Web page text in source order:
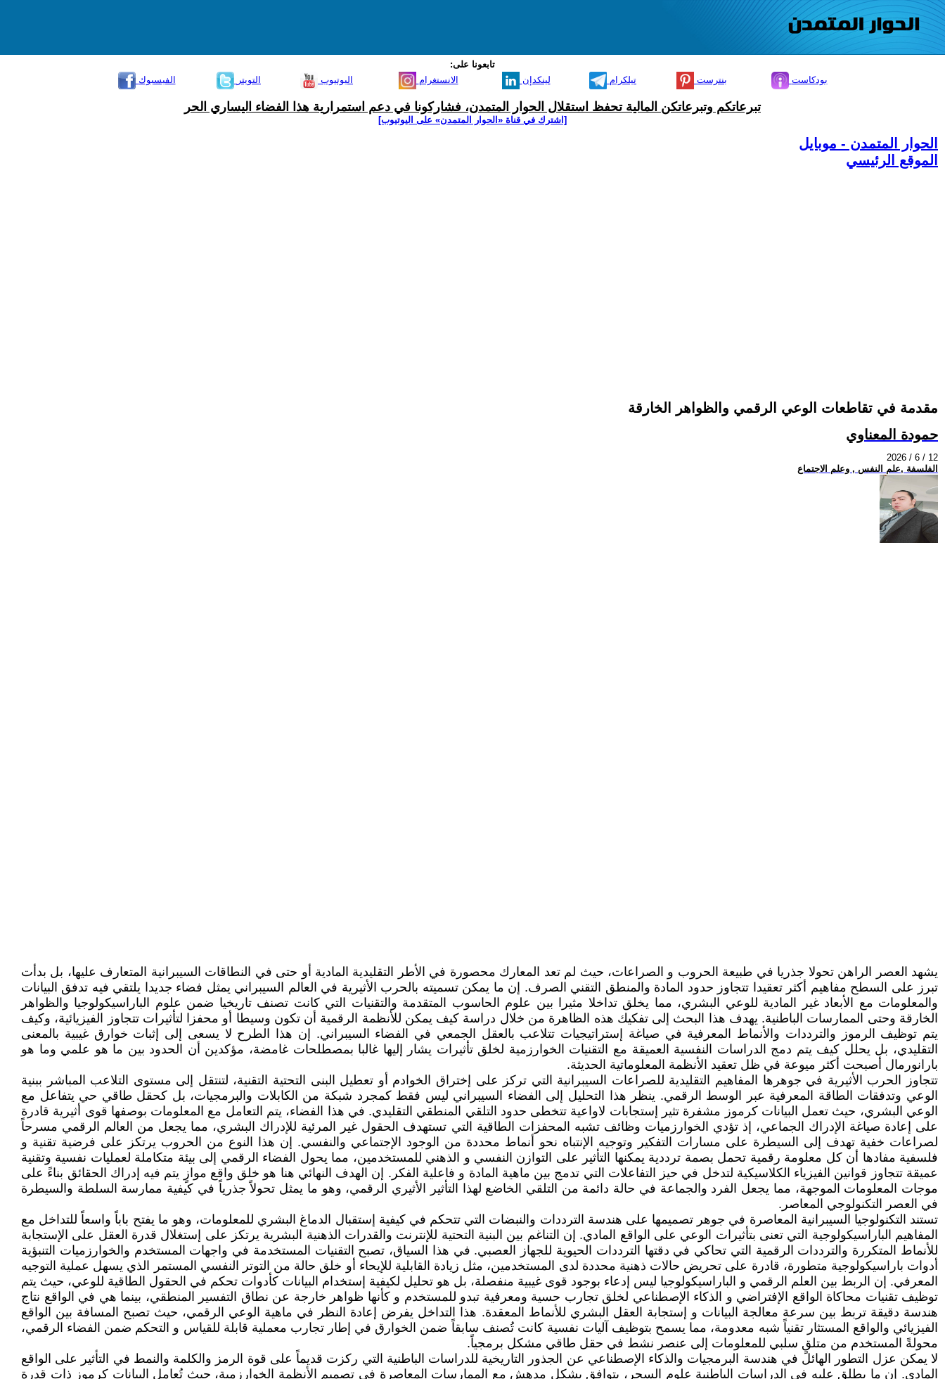
تابعونا على:
الفيسبوك
التويتر اليوتيوب الانستغرام لينكدإن تيلكرام بنترست بودكاست
تبرعاتكم وتبرعاتكن المالية تحفظ استقلال الحوار المتمدن، فشاركونا في دعم استمرارية هذا الفضاء اليساري الحر
[اشترك في قناة ‫«الحوار المتمدن» على اليوتيوب]
الحوار المتمدن - موبايل
الموقع الرئيسي
مقدمة في تقاطعات الوعي الرقمي والظواهر الخارقة
حمودة المعناوي
2026 / 6 / 12
الفلسفة ,علم النفس , وعلم الاجتماع
يشهد العصر الراهن تحولا جذريا في طبيعة الحروب و الصراعات، حيث لم تعد المعارك محصورة في الأطر التقليدية المادية أو حتى في النطاقات السيبرانية المتعارف عليها، بل بدأت
تبرز على السطح مفاهيم أكثر تعقيدا تتجاوز حدود المادة والمنطق التقني الصرف. إن ما يمكن تسميته بالحرب الأثيرية في العالم السيبراني يمثل فضاء جديدا يلتقي فيه تدفق البيانات
والمعلومات مع الأبعاد غير المادية للوعي البشري، مما يخلق تداخلا مثيرا بين علوم الحاسوب المتقدمة والتقنيات التي كانت تصنف تاريخيا ضمن علوم الباراسيكولوجيا والظواهر
الخارقة وحتى الممارسات الباطنية. يهدف هذا البحث إلى تفكيك هذه الظاهرة من خلال دراسة كيف يمكن للأنظمة الرقمية أن تكون وسيطا أو محفزا لتأثيرات تتجاوز الفيزيائية، وكيف
يتم توظيف الرموز والترددات والأنماط المعرفية في صياغة إستراتيجيات تتلاعب بالعقل الجمعي في الفضاء السيبراني. إن هذا الطرح لا يسعى إلى إثبات خوارق غيبية بالمعنى
التقليدي، بل يحلل كيف يتم دمج الدراسات النفسية العميقة مع التقنيات الخوارزمية لخلق تأثيرات يشار إليها غالبا بمصطلحات غامضة، مؤكدين أن الحدود بين ما هو علمي وما هو
بارانورمال أصبحت أكثر ميوعة في ظل تعقيد الأنظمة المعلوماتية الحديثة.
تتجاوز الحرب الأثيرية في جوهرها المفاهيم التقليدية للصراعات السيبرانية التي تركز على إختراق الخوادم أو تعطيل البنى التحتية التقنية، لتنتقل إلى مستوى التلاعب المباشر ببنية
الوعي وتدفقات الطاقة المعرفية عبر الوسط الرقمي. ينظر هذا التحليل إلى الفضاء السيبراني ليس فقط كمجرد شبكة من الكابلات والبرمجيات، بل كحقل طاقي حي يتفاعل مع
الوعي البشري، حيث تعمل البيانات كرموز مشفرة تثير إستجابات لاواعية تتخطى حدود التلقي المنطقي التقليدي. في هذا الفضاء، يتم التعامل مع المعلومات بوصفها قوى أثيرية قادرة
على إعادة صياغة الإدراك الجماعي، إذ تؤدي الخوارزميات وظائف تشبه المحفزات الطاقية التي تستهدف الحقول غير المرئية للإدراك البشري، مما يجعل من العالم الرقمي مسرحاً
لصراعات خفية تهدف إلى السيطرة على مسارات التفكير وتوجيه الإنتباه نحو أنماط محددة من الوجود الإجتماعي والنفسي. إن هذا النوع من الحروب يرتكز على فرضية تقنية و
فلسفية مفادها أن كل معلومة رقمية تحمل بصمة ترددية يمكنها التأثير على التوازن النفسي و الذهني للمستخدمين، مما يحول الفضاء الرقمي إلى بيئة متكاملة لعمليات نفسية وتقنية
عميقة تتجاوز قوانين الفيزياء الكلاسيكية لتدخل في حيز التفاعلات التي تدمج بين ماهية المادة و فاعلية الفكر. إن الهدف النهائي هنا هو خلق واقع موازٍ يتم فيه إدراك الحقائق بناءً على
موجات المعلومات الموجهة، مما يجعل الفرد والجماعة في حالة دائمة من التلقي الخاضع لهذا التأثير الأثيري الرقمي، وهو ما يمثل تحولاً جذرياً في كيفية ممارسة السلطة والسيطرة
في العصر التكنولوجي المعاصر.
تستند التكنولوجيا السيبرانية المعاصرة في جوهر تصميمها على هندسة الترددات والنبضات التي تتحكم في كيفية إستقبال الدماغ البشري للمعلومات، وهو ما يفتح باباً واسعاً للتداخل مع
المفاهيم الباراسيكولوجية التي تعنى بتأثيرات الوعي على الواقع المادي. إن التناغم بين البنية التحتية للإنترنت والقدرات الذهنية البشرية يرتكز على إستغلال قدرة العقل على الإستجابة
للأنماط المتكررة والترددات الرقمية التي تحاكي في دقتها الترددات الحيوية للجهاز العصبي. في هذا السياق، تصبح التقنيات المستخدمة في واجهات المستخدم والخوارزميات التنبؤية
أدوات باراسيكولوجية متطورة، قادرة على تحريض حالات ذهنية محددة لدى المستخدمين، مثل زيادة القابلية للإيحاء أو خلق حالة من التوتر النفسي المستمر الذي يسهل عملية التوجيه
المعرفي. إن الربط بين العلم الرقمي و الباراسيكولوجيا ليس إدعاء بوجود قوى غيبية منفصلة، بل هو تحليل لكيفية إستخدام البيانات كأدوات تحكم في الحقول الطاقية للوعي، حيث يتم
توظيف تقنيات محاكاة الواقع الإفتراضي و الذكاء الإصطناعي لخلق تجارب حسية ومعرفية تبدو للمستخدم و كأنها ظواهر خارجة عن نطاق التفسير المنطقي، بينما هي في الواقع نتاج
هندسة دقيقة تربط بين سرعة معالجة البيانات و إستجابة العقل البشري للأنماط المعقدة. هذا التداخل يفرض إعادة النظر في ماهية الوعي الرقمي، حيث تصبح المسافة بين الواقع
الفيزيائي والواقع المستثار تقنياً شبه معدومة، مما يسمح بتوظيف آليات نفسية كانت تُصنف سابقاً ضمن الخوارق في إطار تجارب معملية قابلة للقياس و التحكم ضمن الفضاء الرقمي،
محولةً المستخدم من متلقٍ سلبي للمعلومات إلى عنصر نشط في حقل طاقي مشكل برمجياً.
لا يمكن عزل التطور الهائل في هندسة البرمجيات والذكاء الإصطناعي عن الجذور التاريخية للدراسات الباطنية التي ركزت قديماً على قوة الرمز والكلمة والنمط في التأثير على الواقع
المادي. إن ما يطلق عليه في الدراسات الباطنية علوم السحر، يتوافق بشكل مدهش مع الممارسات المعاصرة في تصميم الأنظمة الخوارزمية، حيث تُعامل البيانات كرموز ذات قدرة